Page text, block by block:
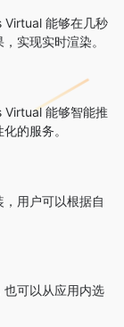
Virtual 能够在几秒
实现实时渲染。
Virtual 能够智能推
的服务。
用户可以根据自
也可以从应用内选